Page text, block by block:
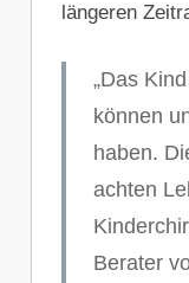
längeren
„Das
können
haben.
achten
Berater